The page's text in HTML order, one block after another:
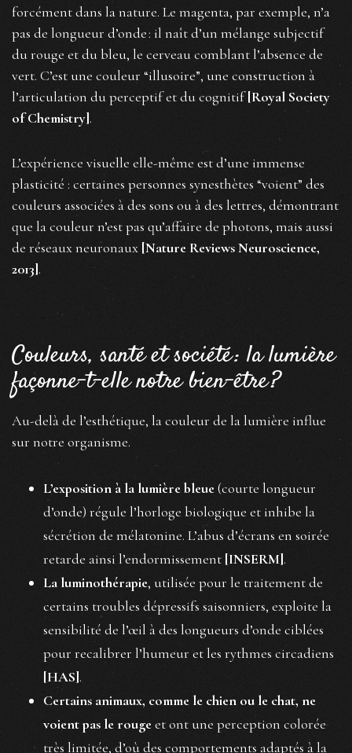
forcément dans la nature. Le magenta, par exemple, n’a
pas de longueur d’onde : il naît d’un mélange subjectif
du rouge et du bleu, le cerveau comblant l’absence de
vert. C’est une couleur “illusoire”, une construction à
l’articulation du perceptif et du cognitif[Royal Society
of Chemistry].
L’expérience visuelle elle-même est d’une immense
plasticité : certaines personnes synesthètes “voient” des
couleurs associées à des sons ou à des lettres, démontrant
que la couleur n’est pas qu’affaire de photons, mais aussi
de réseaux neuronaux [Nature Reviews Neuroscience,
2013].
Couleurs, santé et société : la lumière
façonne-t-elle notre bien-être ?
Au-delà de l’esthétique, la couleur de la lumière influe
sur notre organisme.
L’exposition à la lumière bleue(courte longueur
d’onde) régule l’horloge biologique et inhibe la
sécrétion de mélatonine. L’abus d’écrans en soirée
retarde ainsi l’endormissement [INSERM].
La luminothérapie, utilisée pour le traitement de
certains troubles dépressifs saisonniers, exploite la
sensibilité de l’œil à des longueurs d’onde ciblées
pour recalibrer l’humeur et les rythmes circadiens
[HAS].
Certains animaux, comme le chien ou le chat, ne
voient pas le rougeet ont une perception colorée
très limitée, d’où des comportements adaptés à la